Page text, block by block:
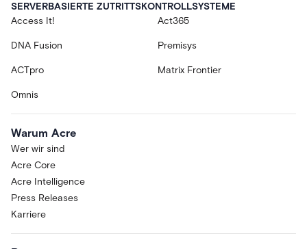
SERVERBASIERTE ZUTRITTSKONTROLLSYSTEME
Access It!
Act365
DNA Fusion Premisys
ACTpro Matrix Frontier
Omnis
Warum Acre
Wer wir sind
Acre Core
Acre Intelligence
Press Releases
Karriere